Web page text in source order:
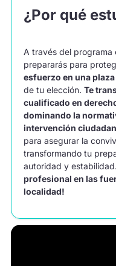
¿Por qué
A través del programa
prepararás para
esfuerzo en una
de tu elección. Te
cualificado en
dominando la
intervención
para asegurar la
transformando tu
autoridad y estabilidad.
profesional en las
localidad!